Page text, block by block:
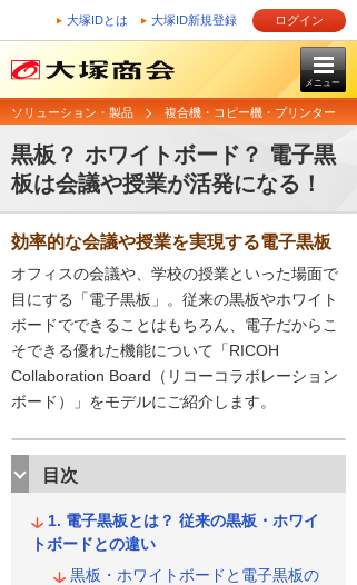
大塚IDとは 大塚ID新規登録 ログイン
メニュー
ソリューション・製品 複合機・コピー機・プリンター
黒板？ ホワイトボード？ 電子黒
板は会議や授業が活発になる！
効率的な会議や授業を実現する電子黒板
オフィスの会議や、学校の授業といった場面で
目にする「電子黒板」。従来の黒板やホワイト
ボードでできることはもちろん、電子だからこ
そできる優れた機能について「RICOH
Collaboration Board（リコーコラボレーション
ボード）」をモデルにご紹介します。
目次
電子黒板とは？ 従来の黒板・ホワイ
トボードとの違い
黒板・ホワイトボードと電子黒板の